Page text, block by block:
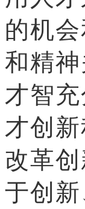
的机
和精
才智
才创
改革
于创